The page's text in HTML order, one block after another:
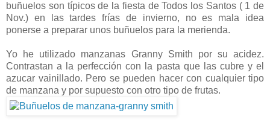
buñuelos son típicos de la fiesta de Todos los Santos ( 1 de
Nov.) en las tardes frías de invierno, no es mala idea
ponerse a preparar unos buñuelos para la merienda.
Yo he utilizado manzanas Granny Smith por su acidez.
Contrastan a la perfección con la pasta que las cubre y el
azucar vainillado. Pero se pueden hacer con cualquier tipo
de manzana y por supuesto con otro tipo de frutas.